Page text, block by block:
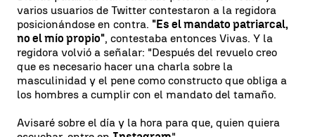
varios usuarios de Twitter contestaron a la regidora
posicionándose en contra. "Es el mandato patriarcal,
no el mío propio", contestaba entonces Vivas. Y la
regidora volvió a señalar: "Después del revuelo creo
que es necesario hacer una charla sobre la
masculinidad y el pene como constructo que obliga a
los hombres a cumplir con el mandato del tamaño.
Avisaré sobre el día y la hora para que, quien quiera